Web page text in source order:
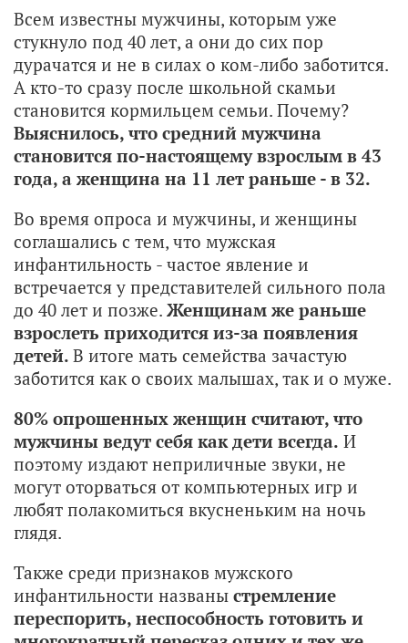
Всем известны мужчины, которым уже
стукнуло под 40 лет, а они до сих пор
дурачатся и не в силах о ком-либо заботится.
А кто-то сразу после школьной скамьи
становится кормильцем семьи. Почему?
Выяснилось, что средний мужчина
становится по-настоящему взрослым в 43
года, а женщина на 11 лет раньше - в 32.
Во время опроса и мужчины, и женщины
соглашались с тем, что мужская
инфантильность - частое явление и
встречается у представителей сильного пола
до 40 лет и позже. Женщинам же раньше
взрослеть приходится из-за появления
детей. В итоге мать семейства зачастую
заботится как о своих малышах, так и о муже.
80% опрошенных женщин считают, что
мужчины ведут себя как дети всегда. И
поэтому издают неприличные звуки, не
могут оторваться от компьютерных игр и
любят полакомиться вкусненьким на ночь
глядя.
Также среди признаков мужского
инфантильности названы стремление
переспорить, неспособность готовить и